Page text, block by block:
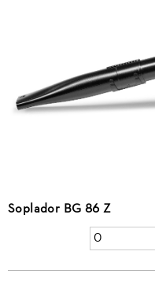
Soplador BG 86 Z